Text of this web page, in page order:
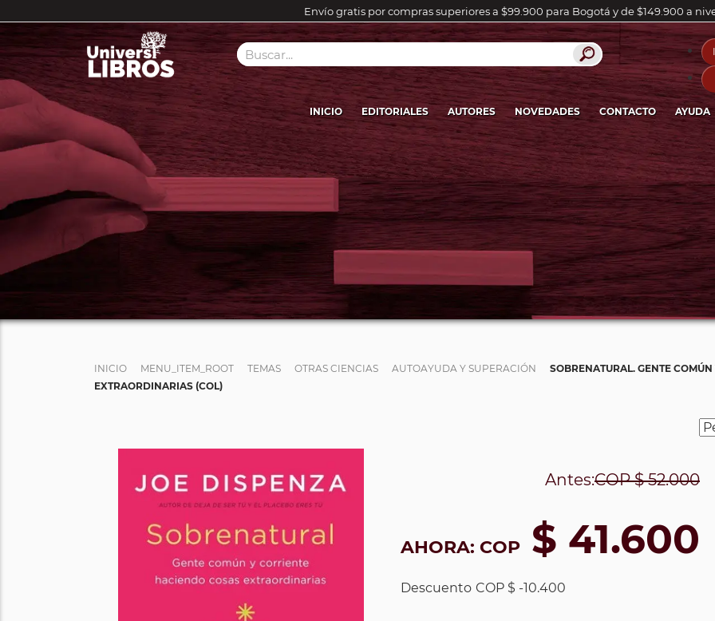
Envío gratis por compras superiores a $99.900 para Bogotá y de $149.900 a
INICIO EDITORIALES AUTORES NOVEDADES CONTACTO AYUDA
INICIO MENU_ITEM_ROOT TEMAS OTRAS CIENCIAS AUTOAYUDA Y SUPERACIÓN
SOBRENATURAL. GENTE
EXTRAORDINARIAS (COL)
Antes:COP$ 52.000
AHORA: COP $ 41.600
Descuento COP $ -10.400